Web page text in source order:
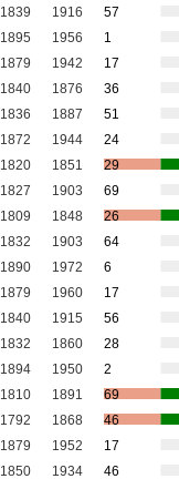
1839 1916
57
1895 1956
1
1879 1942
17
1840 1876
36
1836 1887
51
1872 1944
24
1820 1851
29
1827 1903
69
1809 1848
26
1832 1903
64
1890 1972
6
1879 1960
17
1840 1915
56
1832 1860
28
1894 1950
2
1810 1891
69
1792 1868
46
1879 1952
17
1850 1934 46